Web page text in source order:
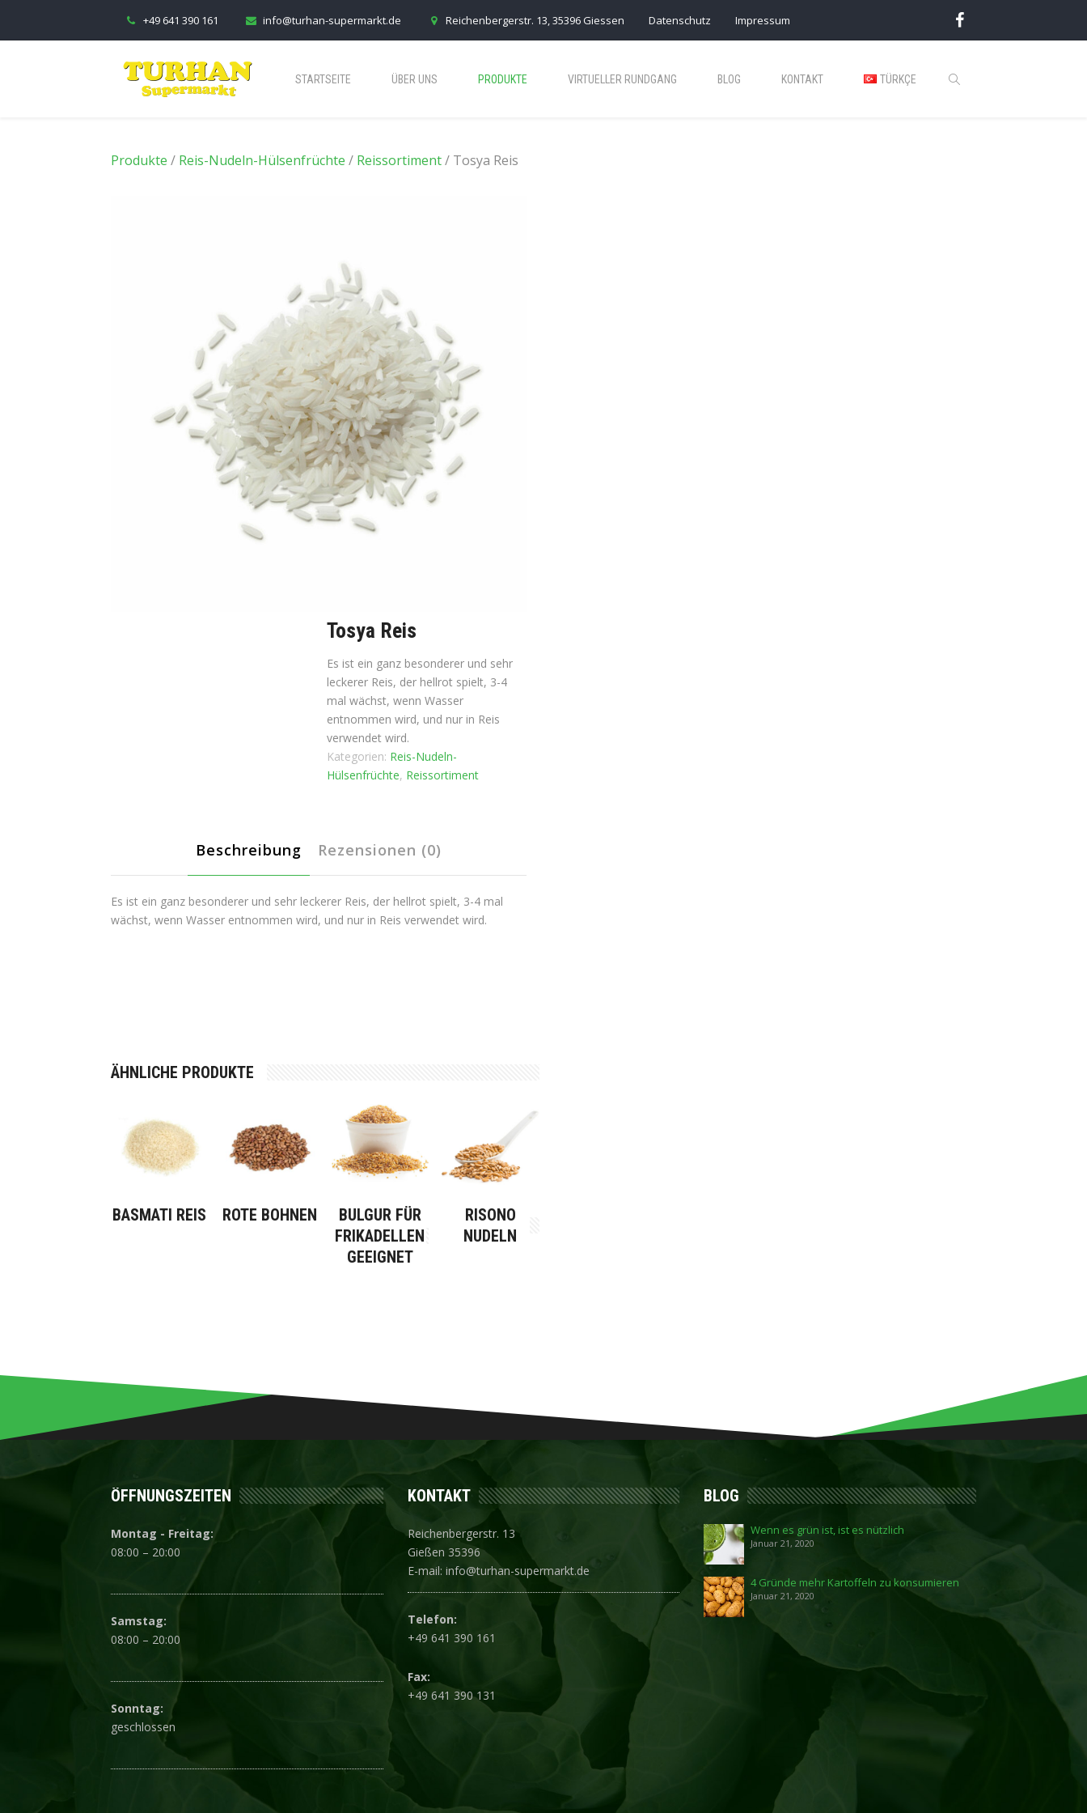
+49 641 390 161 info@turhan-supermarkt.de Reichenbergerstr. 13, 35396 Giessen Datenschutz Impressum
STARTSEITE ÜBER UNS PRODUKTE VIRTUELLER RUNDGANG BLOG KONTAKT TÜRKÇE
Produkte / Reis-Nudeln-Hülsenfrüchte / Reissortiment/ Tosya Reis
Tosya Reis
Es ist ein ganz besonderer und sehr
leckerer Reis, der hellrot spielt, 3-4
mal wächst, wenn Wasser
entnommen wird, und nur in Reis
verwendet wird.
Kategorien: Reis-Nudeln-
Hülsenfrüchte, Reissortiment
Beschreibung Rezensionen (0)
Es ist ein ganz besonderer und sehr leckerer Reis, der hellrot spielt, 3-4 mal
wächst, wenn Wasser entnommen wird, und nur in Reis verwendet wird.
ÄHNLICHE PRODUKTE
BASMATI REIS ROTE BOHNEN
BULGUR FÜR
FRIKADELLEN
GEEIGNET
RISONO
NUDELN
ÖFFNUNGSZEITEN
Montag - Freitag:
08:00 – 20:00
Samstag:
08:00 – 20:00
Sonntag:
geschlossen
KONTAKT
Reichenbergerstr. 13
Gießen 35396
E-mail: info@turhan-supermarkt.de
Telefon:
+49 641 390 161
Fax:
+49 641 390 131
BLOG
Wenn es grün ist, ist es nützlich
Januar 21, 2020
4 Gründe mehr Kartoffeln zu konsumieren
Januar 21, 2020